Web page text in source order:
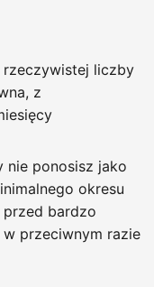
liczby
z
nie ponosisz jako
okresu
bardzo
przeciwnym razie